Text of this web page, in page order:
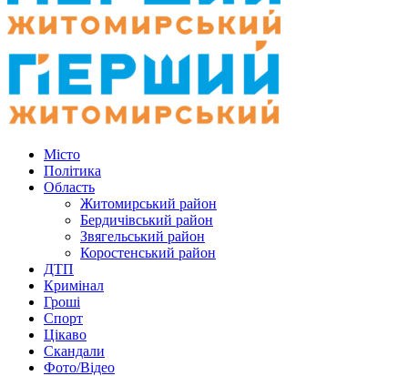
Місто
Політика
Область
Житомирський район
Бердичівський район
Звягельський район
Коростенський район
ДТП
Кримінал
Гроші
Спорт
Цікаво
Скандали
Фото/Відео